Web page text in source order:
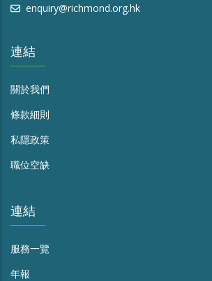
enquiry@richmond.org.hk
連結
關於我們
條款細則
私隱政策
職位空缺
連結
服務一覽
年報